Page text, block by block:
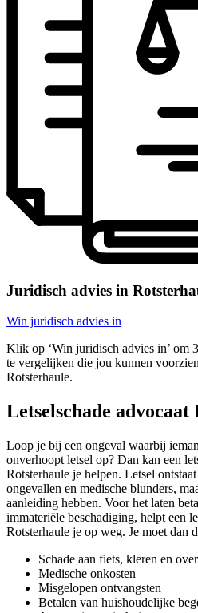
Juridisch advies in
Win juridisch advies in
Klik op ‘Win juridisch advies in’ om
te vergelijken die jou kunnen
Rotsterhaule.
Letselschade advocaat
Loop je bij een ongeval waarbij
onverhoopt letsel op? Dan kan een
Rotsterhaule je helpen. Letsel
ongevallen en medische blunders,
aanleiding hebben. Voor het laten
immateriële beschadiging, helpt een
Rotsterhaule je op weg. Je moet dan
Schade aan fiets, kleren en
Medische onkosten
Misgelopen ontvangsten
Betalen van huishoudelijke